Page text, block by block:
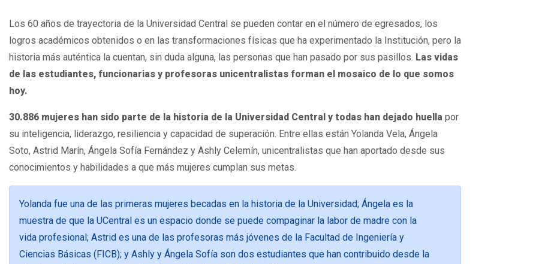
Los 60 años de trayectoria de la Universidad Central se pueden contar en el número de egresados, los
logros académicos obtenidos o en las transformaciones físicas que ha experimentado la Institución, pero la
historia más auténtica la cuentan, sin duda alguna, las personas que han pasado por sus pasillos. Las vidas
de las estudiantes, funcionarias y profesoras unicentralistas forman el mosaico de lo que somos
hoy.
30.886 mujeres han sido parte de la historia de la Universidad Central y todas han dejado huella por
su inteligencia, liderazgo, resiliencia y capacidad de superación. Entre ellas están Yolanda Vela, Ángela
Soto, Astrid Marín, Ángela Sofía Fernández y Ashly Celemín, unicentralistas que han aportado desde sus
conocimientos y habilidades a que más mujeres cumplan sus metas.
Yolanda fue una de las primeras mujeres becadas en la historia de la Universidad; Ángela es la
muestra de que la UCentral es un espacio donde se puede compaginar la labor de madre con la
vida profesional; Astrid es una de las profesoras más jóvenes de la Facultad de Ingeniería y
Ciencias Básicas (FICB); y Ashly y Ángela Sofía son dos estudiantes que han contribuido desde la